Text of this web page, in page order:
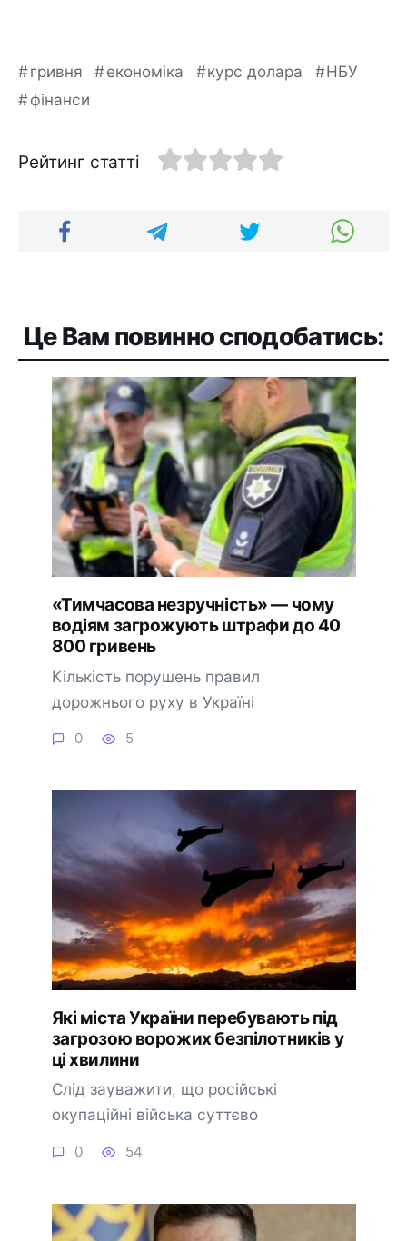
гривня економіка курс долара
НБУ
фінанси
Рейтинг статті
Це Вам повинно сподобатись:
«Тимчасова незручність» — чому
водіям загрожують штрафи до 40
800 гривень
Кількість порушень правил
дорожнього руху в Україні
0 5
Які міста України перебувають під
загрозою ворожих безпілотників у
ці хвилини
Слід зауважити, що російські
окупаційні війська суттєво
0 54
🔔 Підписатися